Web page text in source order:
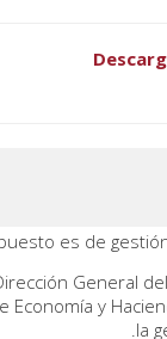
es de
General
Economía y
la